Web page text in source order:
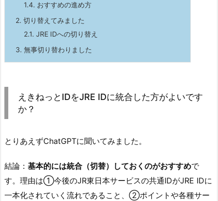
1.4. おすすめの進め方
2. 切り替えてみました
2.1. JRE IDへの切り替え
3. 無事切り替わりました
えきねっとIDをJRE IDに統合した方がよいです
か？
とりあえずChatGPTに聞いてみました。
結論： 基本的には統合（切替）しておくのがおすすめで
す。理由は①今後のJR東日本サービスの共通IDがJRE IDに
一本化されていく流れであること、②ポイントや各種サー